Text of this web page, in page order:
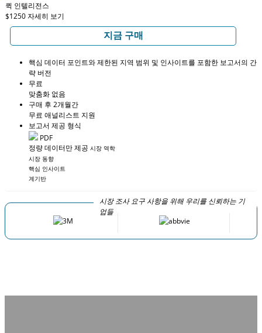
퀵 인텔리전스
$1250자세히 보기
지금 구매
핵심 데이터 포인트와 제한된 지역 범위 및 인사이트를 포함한 보고서의 간
략 버전
무료
맞춤화 없음
구매 후 2개월간
무료 애널리스트 지원
보고서 제공 형식
PDF
정량 데이터만 제공 시장 역학
시장 동향
핵심 인사이트
계기반
시장 조사 요구 사항을 위해 우리를 신뢰하는 기
업들